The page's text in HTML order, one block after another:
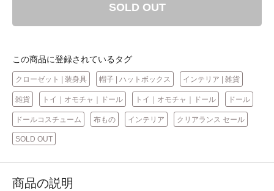
SOLD OUT
この商品に登録されているタグ
クローゼット | 装身具 帽子 | ハットボックス インテリア | 雑貨
雑貨 トイ｜オモチャ｜ドール トイ｜オモチャ｜ドール ドール
ドールコスチューム 布もの インテリア クリアランス セール
SOLD OUT
商品の説明